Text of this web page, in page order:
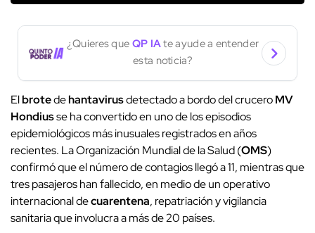
¿Quieres que QP IAte ayude a entender
esta noticia?
Elbrotedehantavirusdetectado a bordo del cruceroMV
Hondiusse ha convertido en uno de los episodios
epidemiológicos más inusuales registrados en años
recientes. La Organización Mundial de la Salud (OMS)
confirmó que el número de contagios llegó a 11, mientras que
tres pasajeros han fallecido, en medio de un operativo
internacional decuarentena, repatriación y vigilancia
sanitaria que involucra a más de 20 países.